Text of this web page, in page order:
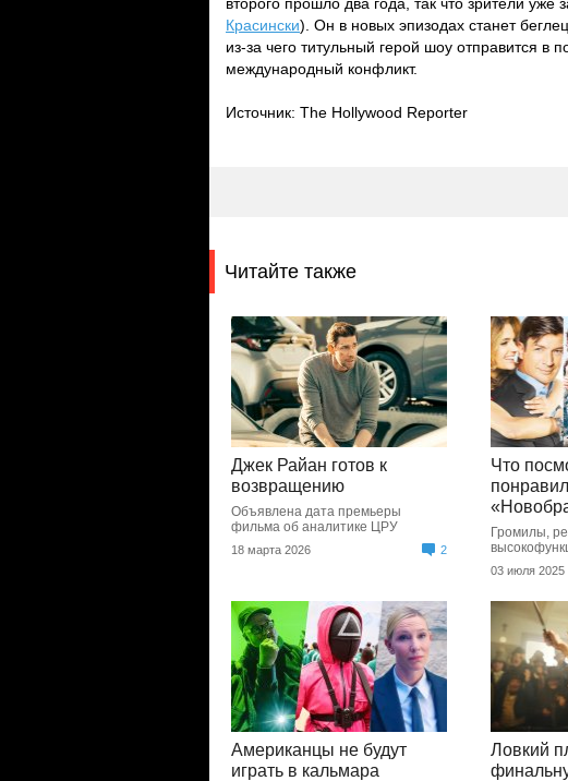
Красински). Он в новых эпизодах станет
из-за чего титульный герой шоу отправится в
международный конфликт.
Источник: The Hollywood Reporter
Читайте также
Джек Райан готов к
возвращению
Объявлена дата премьеры
фильма об аналитике ЦРУ
18 марта 2026 2
Что
Громилы,
03 июля 2025
Американцы не будут
играть в кальмара
Ловкий